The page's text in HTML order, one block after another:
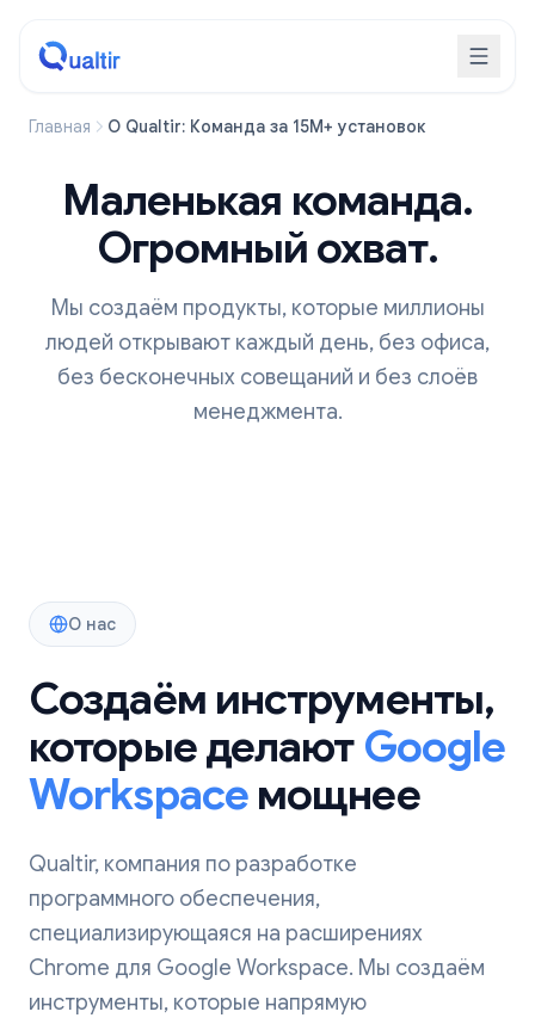
Главная О Qualtir: Команда за 15M+ установок
Маленькая команда.
Огромный охват.
Мы создаём продукты, которые миллионы
людей открывают каждый день, без офиса,
без бесконечных совещаний и без слоёв
менеджмента.
О нас
Создаём инструменты,
которые делают Google
Workspace мощнее
Qualtir, компания по разработке
программного обеспечения,
специализирующаяся на расширениях
Chrome для Google Workspace. Мы создаём
инструменты, которые напрямую